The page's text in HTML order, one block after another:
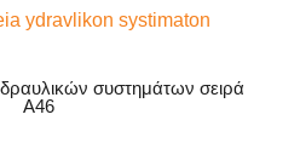
συστημάτων σειρά
A46